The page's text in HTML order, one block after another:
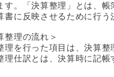
す。「決算整理」とは、
書に反映させるために行う
整理の流れ＞
理を行った項目は、決算整
理仕訳とは、決算時に記帳